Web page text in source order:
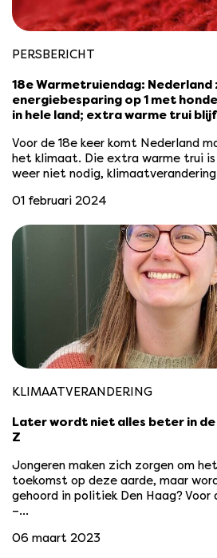
PERSBERICHT
18e Warmetruiendag: Nederland
energiebesparing op 1 met
in hele land; extra warme trui
Voor de 18e keer komt Nederland
het klimaat. Die extra warme trui
weer niet nodig,
01 februari 2024
KLIMAATVERANDERING
Later wordt niet alles beter in
Z
Jongeren maken zich zorgen om
toekomst op deze aarde, maar
gehoord in politiek Den Haag? Voor
–…
06 maart 2023